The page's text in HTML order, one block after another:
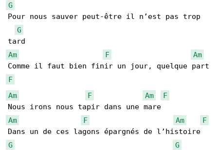
G
Pour nous sauver peut-être il n’est pas trop
G
Am
F
Am
F
Am
F Am
F
Am
F Am
F
G
G